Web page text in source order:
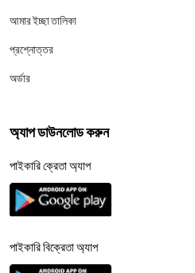
আমার ইচ্ছা তালিকা
প্রশ্নোত্তর
অর্ডার
অ্যাপ ডাউনলোড করুন
পাইকারি ক্রেতা অ্যাপ
পাইকারি বিক্রেতা অ্যাপ